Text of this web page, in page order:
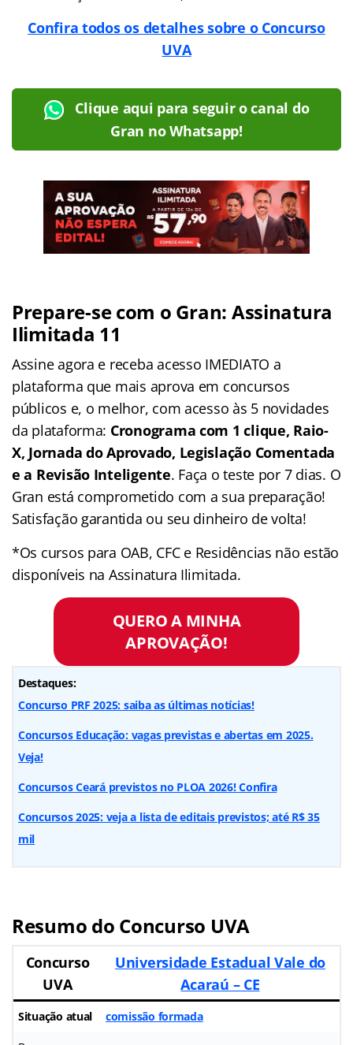
Confira todos os detalhes sobre o Concurso
UVA
Clique aqui para seguir o canal do
Gran no Whatsapp!
Prepare-se com o Gran: Assinatura
Ilimitada 11
Assine agora e receba acesso IMEDIATO a
plataforma que mais aprova em concursos
públicos e, o melhor, com acesso às 5 novidades
da plataforma: Cronograma com 1 clique, Raio-
X, Jornada do Aprovado, Legislação Comentada
e a Revisão Inteligente. Faça o teste por 7 dias. O
Gran está comprometido com a sua preparação!
Satisfação garantida ou seu dinheiro de volta!
*Os cursos para OAB, CFC e Residências não estão
disponíveis na Assinatura Ilimitada.
QUERO A MINHA
APROVAÇÃO!
Destaques:
Concurso PRF 2025: saiba as últimas notícias!
Concursos Educação: vagas previstas e abertas em 2025.
Veja!
Concursos Ceará previstos no PLOA 2026! Confira
Concursos 2025: veja a lista de editais previstos; até R$ 35
mil
Resumo do Concurso UVA
Concurso
UVA
Universidade Estadual Vale do
Acaraú – CE
Situação atual comissão formada